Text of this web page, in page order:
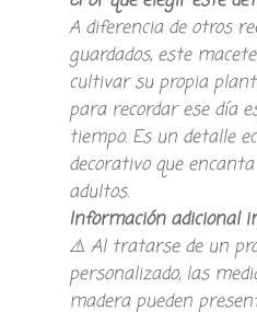
​A diferencia de otros
guardados, este
cultivar su propia
para recordar ese día
tiempo. Es un detalle
decorativo que
adultos.
​Información adicional
​⚠️ Al tratarse de un
personalizado, las
madera pueden